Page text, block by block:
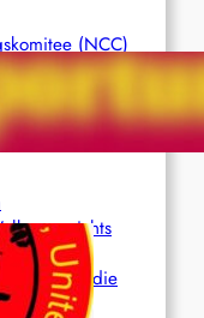
(NCC)
Partei Indiens
angesichts
und der
durch die